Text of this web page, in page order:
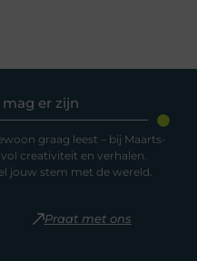
er zijn
graag leest – bij Maarts-
creativiteit en verhalen.
jouw stem met de wereld.
Praat met ons